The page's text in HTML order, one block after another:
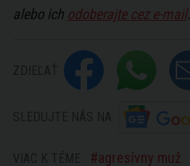
alebo ich odoberajte cez e-mail.
agresívny muž